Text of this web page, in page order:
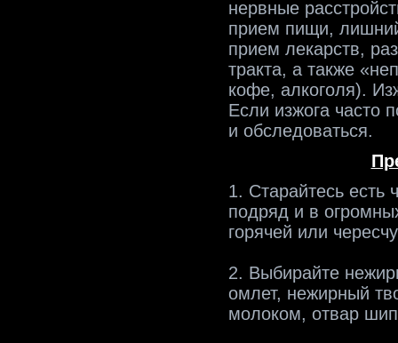
нервные
прием пищи,
прием лекарств,
тракта, а также
кофе, алкоголя).
Если изжога часто
и обследоваться.
1. Старайтесь есть
подряд и в
горячей или
2. Выбирайте
омлет, нежирный
молоком, отвар